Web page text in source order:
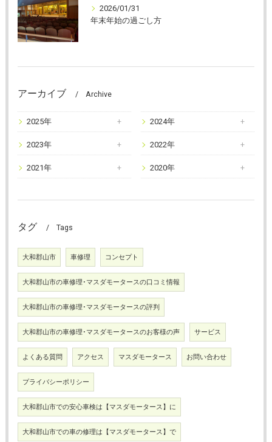
2026/01/31
年末年始の過ごし方
アーカイブ Archive
2025年 2024年
2023年 2022年
2021年 2020年
タグ Tags
大和郡山市 車修理 コンセプト
大和郡山市の車修理･マスダモータースの口コミ情報
大和郡山市の車修理･マスダモータースの評判
大和郡山市の車修理･マスダモータースのお客様の声 サービス
よくある質問 アクセス マスダモータース お問い合わせ
プライバシーポリシー
大和郡山市での安心車検は【マスダモータース】に
大和郡山市での車の修理は【マスダモータース】で